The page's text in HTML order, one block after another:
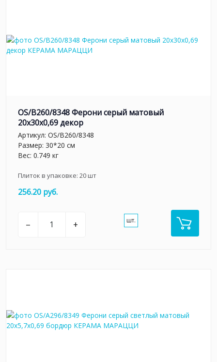
OS/B260/8348 Ферони серый матовый
20x30x0,69 декор
Артикул: OS/B260/8348
Размер: 30*20 см
Вес: 0.749 кг
Плиток в упаковке: 20шт
256.20 руб.
– + шт.